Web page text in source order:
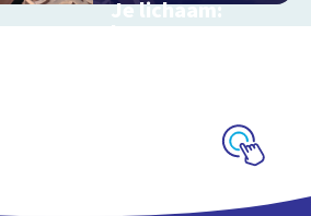
Je lichaam:
botten